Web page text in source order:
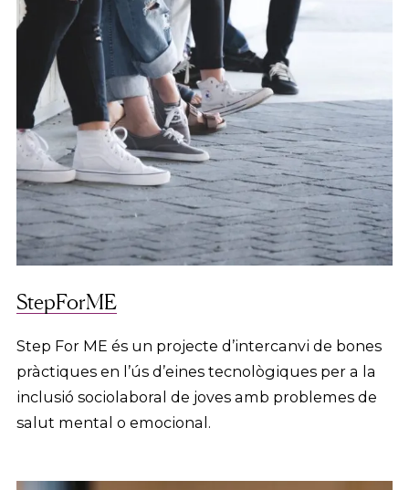
StepForME
Step For ME és un projecte d’intercanvi de bones
pràctiques en l’ús d’eines tecnològiques per a la
inclusió sociolaboral de joves amb problemes de
salut mental o emocional.